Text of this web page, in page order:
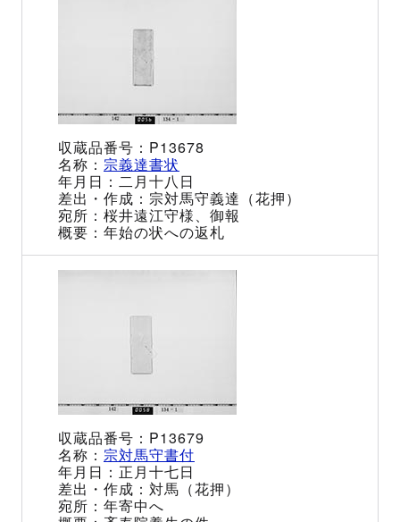
P13678
宗義達書状
二月十八日
宗対馬守義達（花押）
桜井遠江守様、御報
年始の状への返札
P13679
宗対馬守書付
正月十七日
対馬（花押）
年寄中へ